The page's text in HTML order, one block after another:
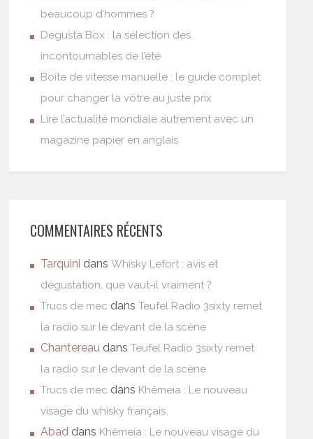
beaucoup d’hommes ?
Degusta Box : la sélection des
incontournables de l’été
Boîte de vitesse manuelle : le guide complet
pour changer la vôtre au juste prix
Lire l’actualité mondiale autrement avec un
magazine papier en anglais
COMMENTAIRES RÉCENTS
Tarquini dansWhisky Lefort : avis et
dégustation, que vaut-il vraiment ?
Trucs de mec dansTeufel Radio 3sixty remet
la radio sur le devant de la scène
Chantereau dansTeufel Radio 3sixty remet
la radio sur le devant de la scène
Trucs de mec dans Khêmeia : Le nouveau
visage du whisky français.
Abad dans Khêmeia : Le nouveau visage du